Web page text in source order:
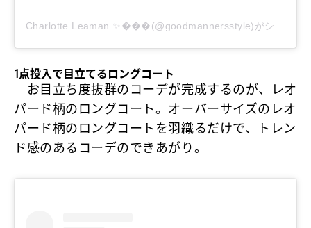
1点投入で目立てるロングコート
お目立ち度抜群のコーデが完成するのが、レオ
パード柄のロングコート。オーバーサイズのレオ
パード柄のロングコートを羽織るだけで、トレン
ド感のあるコーデのできあがり。